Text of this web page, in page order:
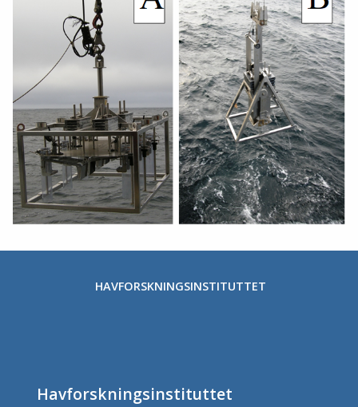
HAVFORSKNINGSINSTITUTTET
Havforskningsinstituttet